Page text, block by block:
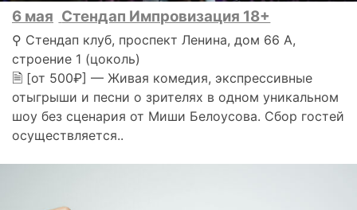
6 мая Стендап Импровизация 18+
⚲ Стендап клуб, проспект Ленина, дом 66 А,
строение 1 (цоколь)
🗎 [от 500₽] — Живая комедия, экспрессивные
отыгрыши и песни о зрителях в одном уникальном
шоу без сценария от Миши Белоусова. Сбор гостей
осуществляется..